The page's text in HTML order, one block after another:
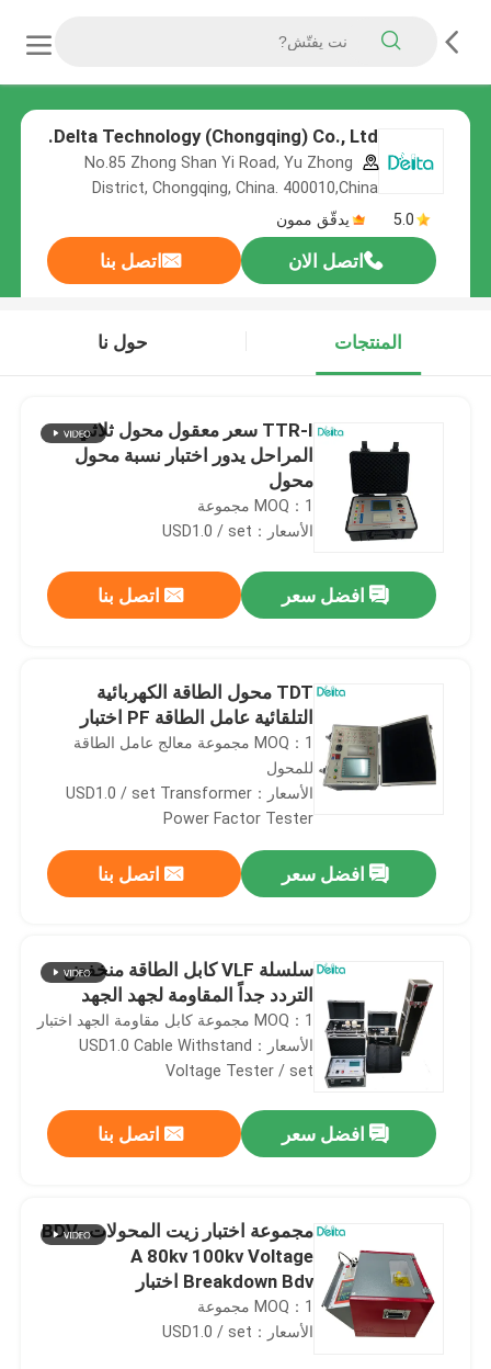
Delta Technology (Chongqing) Co., Ltd.
No.85 Zhong Shan Yi Road, Yu Zhong
District, Chongqing, China. 400010,China
5.0
يدقّق ممون
اتصل الان اتصل بنا
المنتجات حول نا
TTR-I سعر معقول محول ثلاثي
المراحل يدور اختبار نسبة محول
محول
MOQ：1 مجموعة
الأسعار：USD1.0 / set
افضل سعر اتصل بنا
TDT محول الطاقة الكهربائية
التلقائية عامل الطاقة PF اختبار
MOQ：1 مجموعة معالج عامل الطاقة
للمحول
الأسعار：USD1.0 / set Transformer
Power Factor Tester
افضل سعر اتصل بنا
سلسلة VLF كابل الطاقة منخفض
التردد جداً المقاومة لجهد الجهد
MOQ：1 مجموعة كابل مقاومة الجهد اختبار
الأسعار：USD1.0 Cable Withstand
Voltage Tester / set
افضل سعر اتصل بنا
مجموعة اختبار زيت المحولات BDV-
A 80kv 100kv Voltage
Breakdown Bdv اختبار
MOQ：1 مجموعة
الأسعار：USD1.0 / set